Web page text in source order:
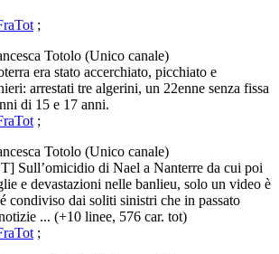
;
Totolo (Unico canale)
era stato accerchiato, picchiato e
arrestati tre algerini, un 22enne senza fissa
di 15 e 17 anni.
;
Totolo (Unico canale)
Sull’omicidio di Nael a Nanterre da cui poi
e devastazioni nelle banlieu, solo un video è
condiviso dai soliti sinistri che in passato
... (+10 linee, 576 car. tot)
;